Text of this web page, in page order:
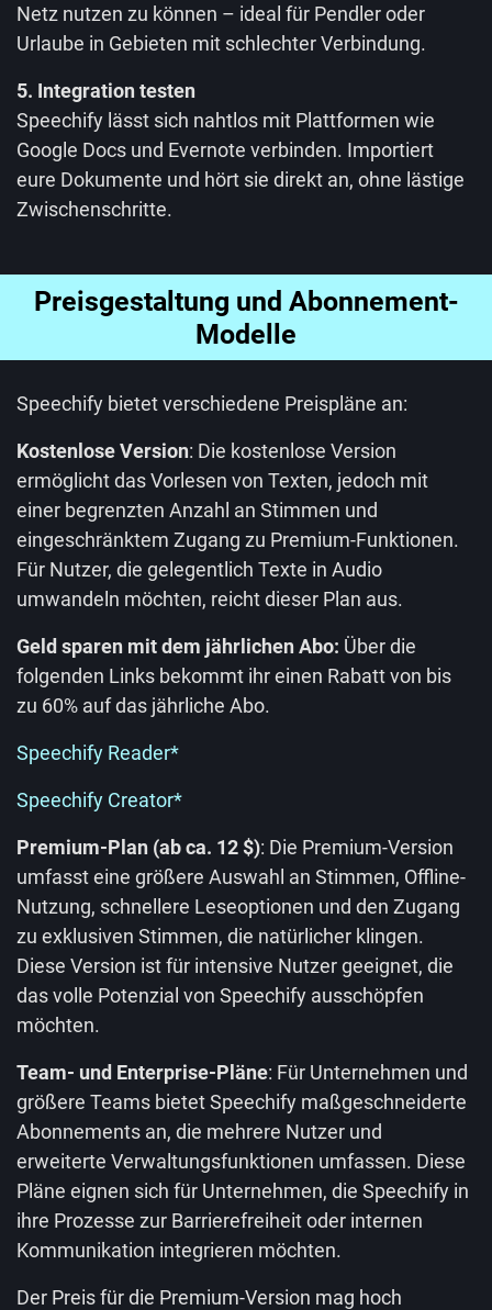
Netz nutzen zu können – ideal für Pendler oder
Urlaube in Gebieten mit schlechter Verbindung.
5. Integration testen
Speechify lässt sich nahtlos mit Plattformen wie
Google Docs und Evernote verbinden. Importiert
eure Dokumente und hört sie direkt an, ohne lästige
Zwischenschritte.
Preisgestaltung und Abonnement-
Modelle
Speechify bietet verschiedene Preispläne an:
Kostenlose Version: Die kostenlose Version
ermöglicht das Vorlesen von Texten, jedoch mit
einer begrenzten Anzahl an Stimmen und
eingeschränktem Zugang zu Premium-Funktionen.
Für Nutzer, die gelegentlich Texte in Audio
umwandeln möchten, reicht dieser Plan aus.
Geld sparen mit dem jährlichen Abo: Über die
folgenden Links bekommt ihr einen Rabatt von bis
zu 60% auf das jährliche Abo.
Speechify Reader*
Speechify Creator*
Premium-Plan (ab ca. 12 $): Die Premium-Version
umfasst eine größere Auswahl an Stimmen, Offline-
Nutzung, schnellere Leseoptionen und den Zugang
zu exklusiven Stimmen, die natürlicher klingen.
Diese Version ist für intensive Nutzer geeignet, die
das volle Potenzial von Speechify ausschöpfen
möchten.
Team- und Enterprise-Pläne: Für Unternehmen und
größere Teams bietet Speechify maßgeschneiderte
Abonnements an, die mehrere Nutzer und
erweiterte Verwaltungsfunktionen umfassen. Diese
Pläne eignen sich für Unternehmen, die Speechify in
ihre Prozesse zur Barrierefreiheit oder internen
Kommunikation integrieren möchten.
Der Preis für die Premium-Version mag hoch